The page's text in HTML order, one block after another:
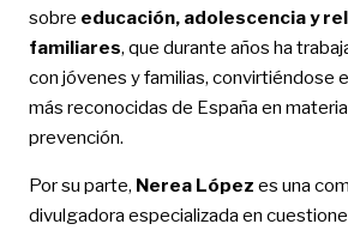
sobre educación, adolescencia y
familiares, que durante años ha
con jóvenes y familias, convirtiéndose
más reconocidas de España en
prevención.
Por su parte, Nerea López es una
divulgadora especializada en